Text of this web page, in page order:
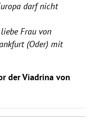
darf nicht
Frau von
(Oder) mit
der Viadrina von